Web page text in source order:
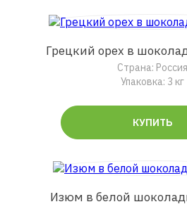
Грецкий орех в
Страна: Россия
Упаковка: 3 кг
КУПИТЬ
Изюм в белой